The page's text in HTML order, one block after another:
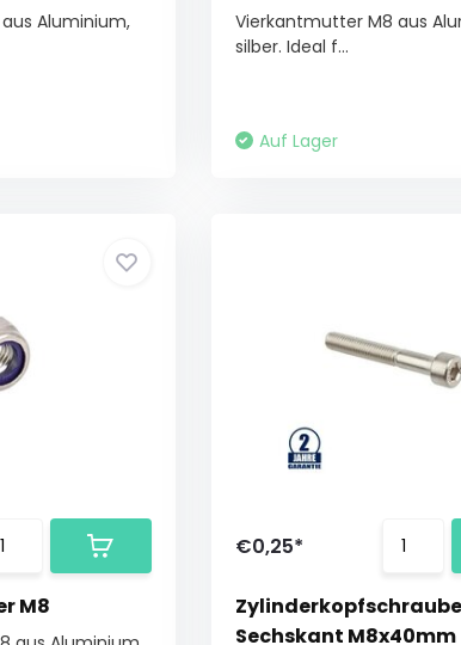
Aluminium,
Vierkantmutter M8 aus
silber. Ideal f...
Auf Lager
M8
€0,25*
Zylinderkopfschraube
Sechskant M8x40mm